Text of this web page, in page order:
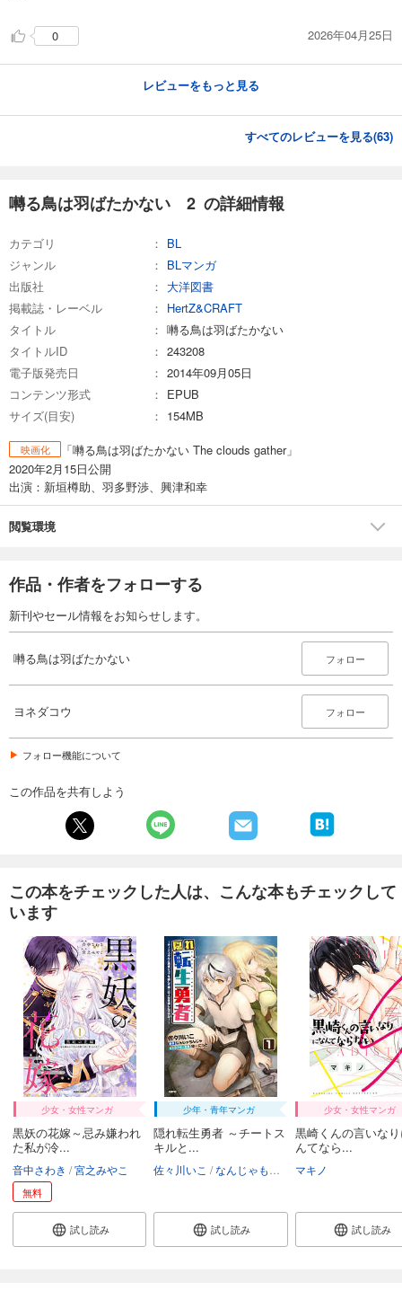
0 2026年04月25日
レビューをもっと見る
すべてのレビューを見る(63)
囀る鳥は羽ばたかない 2 の詳細情報
カテゴリ
BL
ジャンル
BLマンガ
出版社
大洋図書
掲載誌・レーベル
HertZ&CRAFT
タイトル
囀る鳥は羽ばたかない
タイトルID
243208
電子版発売日
2014年09月05日
コンテンツ形式
EPUB
サイズ(目安)
154MB
映画化
「囀る鳥は羽ばたかない The clouds gather」
2020年2月15日公開
出演：新垣樽助、羽多野渉、興津和幸
閲覧環境
作品・作者をフォローする
新刊やセール情報をお知らせします。
囀る鳥は羽ばたかない フォロー
ヨネダコウ フォロー
フォロー機能について
この作品を共有しよう
この本をチェックした人は、こんな本もチェックして
います
少女・女性マンガ
黒妖の花嫁～忌み嫌われ
た私が冷...
音中さわき 宮之みやこ
無料
試し読み
少年・青年マンガ
隠れ転生勇者 ～チートス
キルと...
佐々川いこ なんじゃもんじゃ ゆーにっと
試し読み
少女・女性マンガ
黒崎くんの言いな
んてなら...
マキノ
試し読み